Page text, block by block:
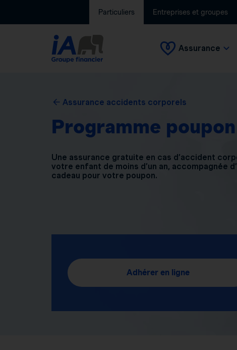
Particuliers Entreprises et groupes
Assurance
Assurance accidents corporels
Programme poupon
Une assurance gratuite en cas d’accident
votre enfant de moins d’un an, accompagnée
cadeau pour votre poupon.
Adhérer en ligne